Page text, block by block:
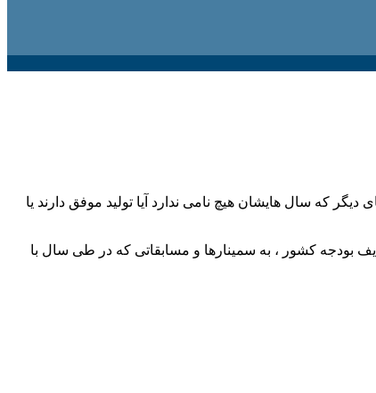
که سال هایشان هیچ نامی ندارد آیا تولید موفق دارند یا
بودجه کشور ، به سمینارها و مسابقاتی که در طی سال با